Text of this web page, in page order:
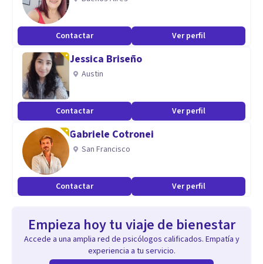
Contactar Ver perfil
Jessica Briseño
Austin
Contactar Ver perfil
Gabriele Cotronei
San Francisco
Contactar Ver perfil
Empieza hoy tu viaje de bienestar
Accede a una amplia red de psicólogos calificados. Empatía y
experiencia a tu servicio.